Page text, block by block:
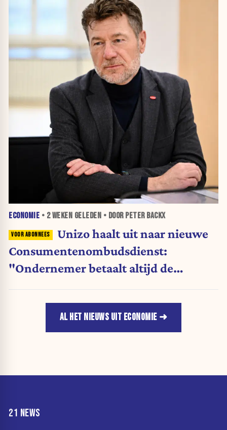
ECONOMIE • 2 WEKEN GELEDEN • DOOR PETER BACKX
Unizo haalt uit naar nieuwe
Consumentenombudsdienst:
"Ondernemer betaalt altijd de
AL HET NIEUWS UIT ECONOMIE
21 NEWS